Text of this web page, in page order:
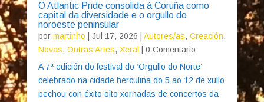
O Atlantic Pride consolida á Coruña como
capital da diversidade e o orgullo do
noroeste peninsular
por martinho Jul 17, 2026 Autores/as, Creación,
Novas, Outras Artes, Xeral
| 0 Comentario
A 7ª edición do festival do ‘Orgullo do Norte’
celebrado na cidade herculina do 5 ao 12 de xullo
pechou con éxito oito xornadas de concertos da